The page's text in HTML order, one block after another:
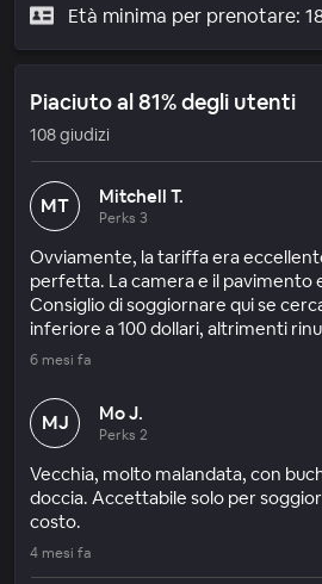
Età minima per prenotare:
Piaciuto al 81% degli utenti
108 giudizi
MT Mitchell T.
Perks 3
Ovviamente, la tariffa era
perfetta. La camera e il pavimento
Consiglio di soggiornare qui se
inferiore a 100 dollari, altrimenti
6 mesi fa
MJ Mo J.
Perks 2
Vecchia, molto malandata, con
doccia. Accettabile solo per
costo.
4 mesi fa